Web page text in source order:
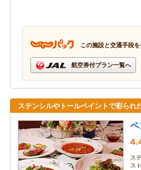
この施設と交通手段
航空券付プラン一覧へ
ステンシルやトールペイントで彩られ
ス
ス